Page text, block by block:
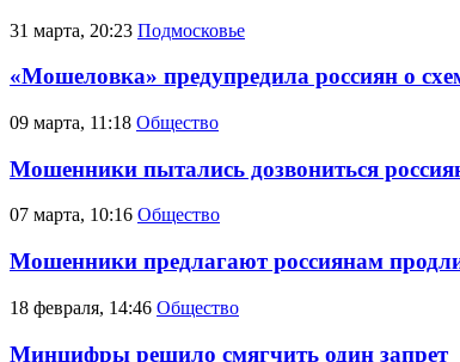
31 марта, 20:23 Подмосковье
«Мошеловка» предупредила россиян о
09 марта, 11:18 Общество
Мошенники пытались дозвониться
07 марта, 10:16 Общество
Мошенники предлагают россиянам
18 февраля, 14:46 Общество
Минцифры решило смягчить один запрет